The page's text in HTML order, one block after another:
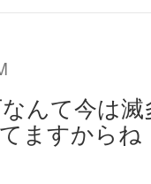
んて今は
ますからね